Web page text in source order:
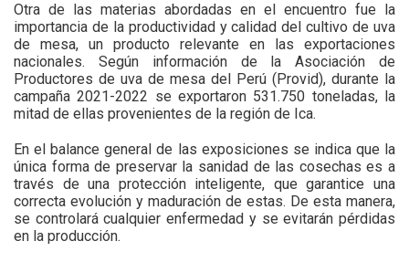
Otra de las materias abordadas en el encuentro fue la
importancia de la productividad y calidad del cultivo de uva
de mesa, un producto relevante en las exportaciones
nacionales. Según información de la Asociación de
Productores de uva de mesa del Perú (Provid), durante la
campaña 2021-2022 se exportaron 531.750 toneladas, la
mitad de ellas provenientes de la región de Ica.
En el balance general de las exposiciones se indica que la
única forma de preservar la sanidad de las cosechas es a
través de una protección inteligente, que garantice una
correcta evolución y maduración de estas. De esta manera,
se controlará cualquier enfermedad y se evitarán pérdidas
en la producción.